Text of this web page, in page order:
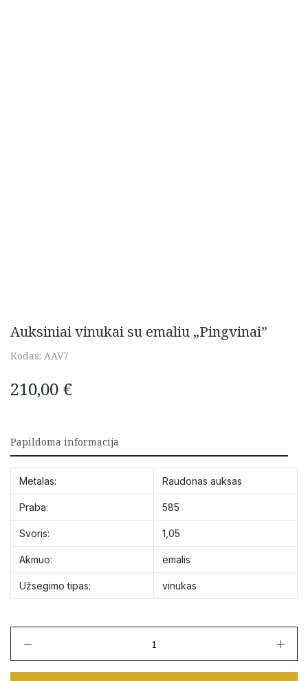
Auksiniai vinukai su emaliu „Pingvinai”
Kodas: AAV7
210,00 €
Papildoma informacija
Metalas: Raudonas auksas
Praba: 585
Svoris: 1,05
Akmuo: emalis
Užsegimo tipas: vinukas
Auksiniai